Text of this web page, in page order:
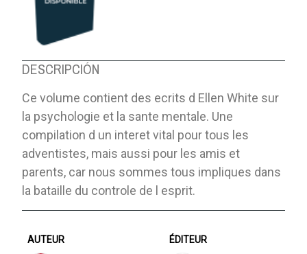
DESCRIPCIÓN
Ce volume contient des ecrits d Ellen White sur
la psychologie et la sante mentale. Une
compilation d un interet vital pour tous les
adventistes, mais aussi pour les amis et
parents, car nous sommes tous impliques dans
la bataille du controle de l esprit.
AUTEUR ÉDITEUR